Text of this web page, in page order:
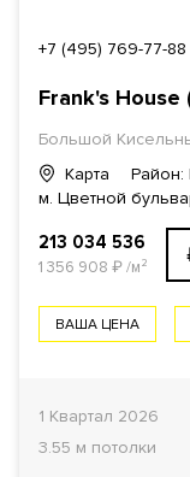
+7 (495) 769-77-88
Frank's
Большой
Карта
Район:
м. Цветной
213 034 536
1 356 908 ₽/м²
ВАША ЦЕНА
1 Квартал 2026
3.55 м потолки